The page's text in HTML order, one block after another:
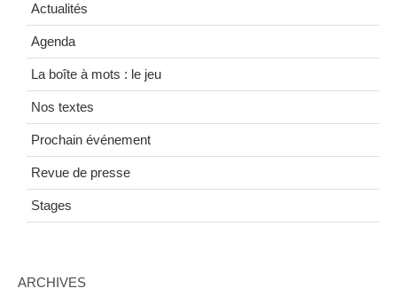
Actualités
Agenda
La boîte à mots : le jeu
Nos textes
Prochain événement
Revue de presse
Stages
ARCHIVES